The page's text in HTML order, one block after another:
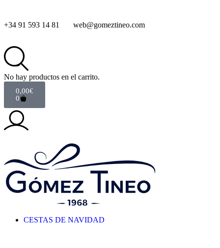
+34 91 593 14 81 web@gomeztineo.com
No hay productos en el carrito.
0,00€
0
CESTAS DE NAVIDAD